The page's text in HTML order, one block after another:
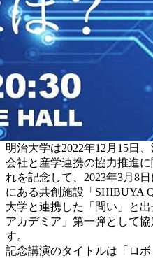
明治大学は2022年12月15日
会社と産学連携の協力推進
れを記念して、2023年3月8
にある共創施設「SHIBUYA
大学と連携した「問い」と
アカデミア」第一弾として
す。
記念講演のタイトルは「ロ